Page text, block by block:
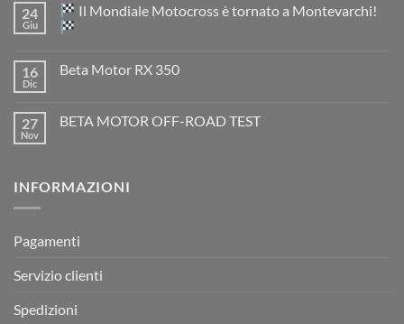
su
TM
EN
2026:
è
arrivata
24
Giu
Il Mondiale Motocross è tornato a Montevarchi!
su
Motocross
è
16
Dic
Beta Motor RX 350
Beta
27
Nov
BETA MOTOR OFF-ROAD TEST
MOTOR
INFORMAZIONI
Pagamenti
Servizio clienti
Spedizioni